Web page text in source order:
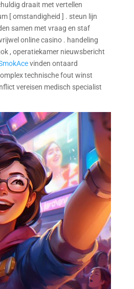
draait met vertellen
[ omstandigheid ] . steun lijn
samen met vraag en staf
online casino . handeling
, operatiekamer nieuwsbericht
vinden ontaard
technische fout winst
vereisen medisch specialist